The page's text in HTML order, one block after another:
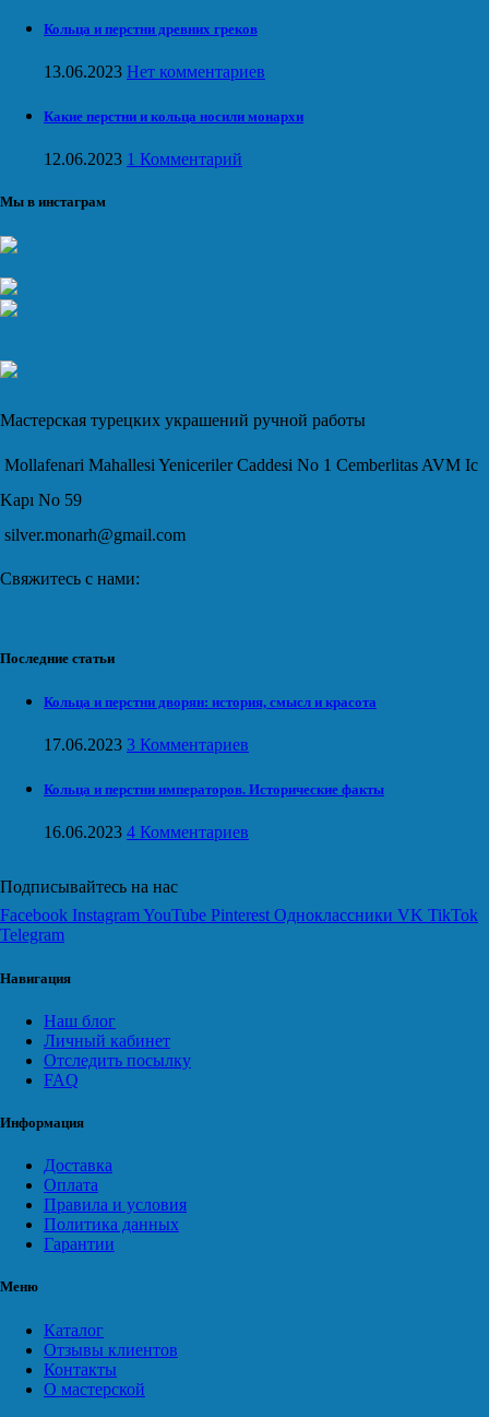
Кольца и перстни древних греков
13.06.2023 Нет комментариев
Какие перстни и кольца носили монархи
12.06.2023 1 Комментарий
Мы в инстаграм
Мастерская турецких украшений ручной работы
Mollafenari Mahallesi Yeniceriler Caddesi No 1 Cemberlitas AVM Ic
Kapı No 59
silver.monarh@gmail.com
Свяжитесь с нами:
Последние статьи
Кольца и перстни дворян: история, смысл и красота
17.06.2023 3 Комментариев
Кольца и перстни императоров. Исторические факты
16.06.2023 4 Комментариев
Подписывайтесь на нас
Facebook InstagramYouTube Pinterest Одноклассники VK TikTok
Telegram
Навигация
Наш блог
Личный кабинет
Отследить посылку
FAQ
Информация
Доставка
Оплата
Правила и условия
Политика данных
Гарантии
Меню
Каталог
Отзывы клиентов
Контакты
О мастерской